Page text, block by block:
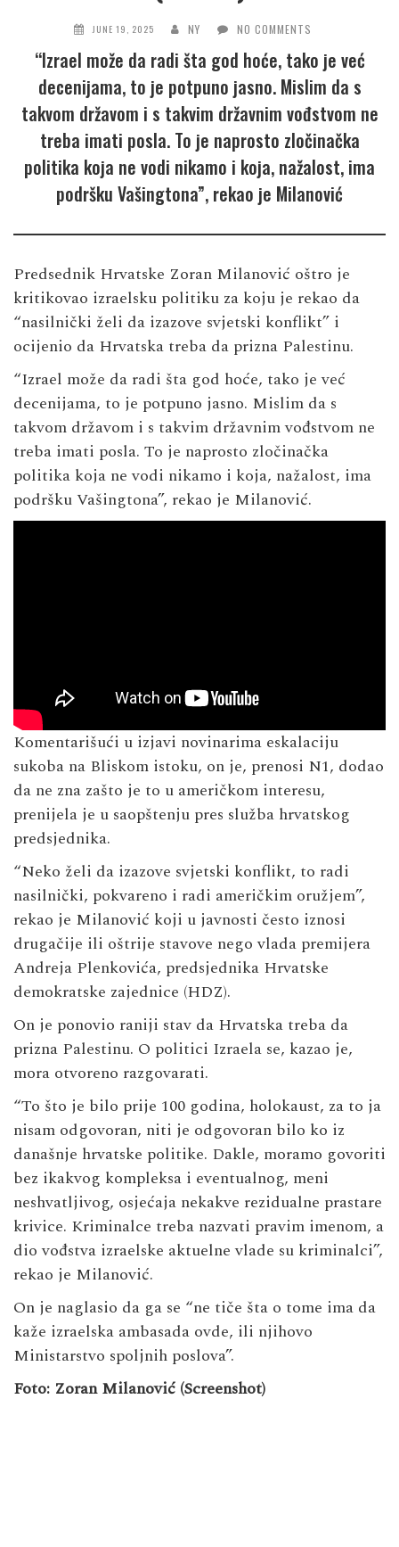
JUNE 19, 2025 NY NO COMMENTS
“Izrael može da radi šta god hoće, tako je već
decenijama, to je potpuno jasno. Mislim da s
takvom državom i s takvim državnim vođstvom ne
treba imati posla. To je naprosto zločinačka
politika koja ne vodi nikamo i koja, nažalost, ima
podršku Vašingtona”, rekao je Milanović
Predsednik Hrvatske Zoran Milanović oštro je
kritikovao izraelsku politiku za koju je rekao da
“nasilnički želi da izazove svjetski konflikt” i
ocijenio da Hrvatska treba da prizna Palestinu.
“Izrael može da radi šta god hoće, tako je već
decenijama, to je potpuno jasno. Mislim da s
takvom državom i s takvim državnim vođstvom ne
treba imati posla. To je naprosto zločinačka
politika koja ne vodi nikamo i koja, nažalost, ima
podršku Vašingtona”, rekao je Milanović.
Komentarišući u izjavi novinarima eskalaciju
sukoba na Bliskom istoku, on je, prenosi N1, dodao
da ne zna zašto je to u američkom interesu,
prenijela je u saopštenju pres služba hrvatskog
predsjednika.
“Neko želi da izazove svjetski konflikt, to radi
nasilnički, pokvareno i radi američkim oružjem”,
rekao je Milanović koji u javnosti često iznosi
drugačije ili oštrije stavove nego vlada premijera
Andreja Plenkovića, predsjednika Hrvatske
demokratske zajednice (HDZ).
On je ponovio raniji stav da Hrvatska treba da
prizna Palestinu. O politici Izraela se, kazao je,
mora otvoreno razgovarati.
“To što je bilo prije 100 godina, holokaust, za to ja
nisam odgovoran, niti je odgovoran bilo ko iz
današnje hrvatske politike. Dakle, moramo govoriti
bez ikakvog kompleksa i eventualnog, meni
neshvatljivog, osjećaja nekakve rezidualne prastare
krivice. Kriminalce treba nazvati pravim imenom, a
dio vođstva izraelske aktuelne vlade su kriminalci”,
rekao je Milanović.
On je naglasio da ga se “ne tiče šta o tome ima da
kaže izraelska ambasada ovde, ili njihovo
Ministarstvo spoljnih poslova”.
Foto: Zoran Milanović (Screenshot)